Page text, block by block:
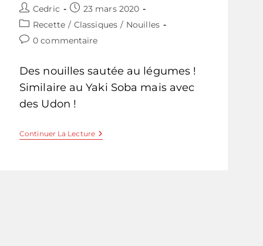
Auteur/autrice
de
la
publication :
Cedric
Publication
publiée :
23 mars 2020
Post
category:
Recette / Classiques / Nouilles
Commentaires
publication :
0 commentaire
Des nouilles sautée au légumes !
Similaire au Yaki Soba mais avec
des Udon !
Continuer La LectureYaki
Udon